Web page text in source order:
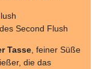
des Second Flush
Tasse , feiner Süße
die das